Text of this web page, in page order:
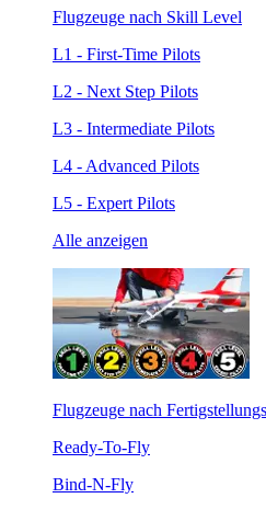
Flugzeuge nach Skill Level
L1 - First-Time Pilots
L2 - Next Step Pilots
L3 - Intermediate Pilots
L4 - Advanced Pilots
L5 - Expert Pilots
Alle anzeigen
Flugzeuge nach
Ready-To-Fly
Bind-N-Fly